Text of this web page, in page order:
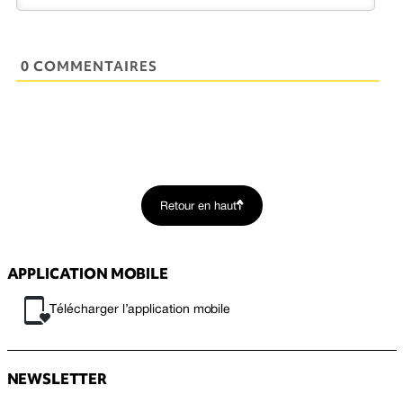
0 COMMENTAIRES
Retour en haut
APPLICATION MOBILE
Télécharger l’application mobile
NEWSLETTER